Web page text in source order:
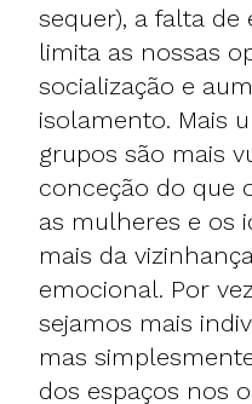
sequer), a falta de
limita as nossas
socialização e
isolamento. Mais
grupos são mais
conceção do que
as mulheres e os
mais da
emocional. Por
sejamos mais
mas
dos espaços nos